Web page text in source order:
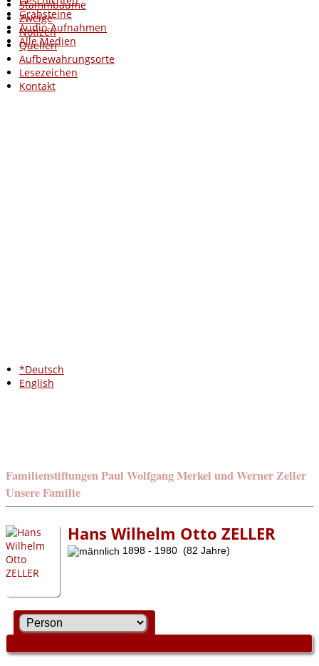
Grabsteine
Audio-Aufnahmen
Alle Medien
Stammbäume
Zweige
Notizen
Quellen
Aufbewahrungsorte
Lesezeichen
Kontakt
*Deutsch
English
Familienstiftungen Paul Wolfgang Merkel und Werner Zeller
Unsere Familie
Hans Wilhelm Otto ZELLER
1898 - 1980 (82 Jahre)